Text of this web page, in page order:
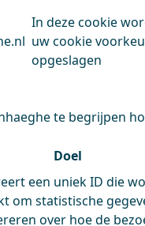
In deze cookie
uw cookie
opgeslagen
te begrijpen
Doel
een uniek ID die
om statistische
over hoe de